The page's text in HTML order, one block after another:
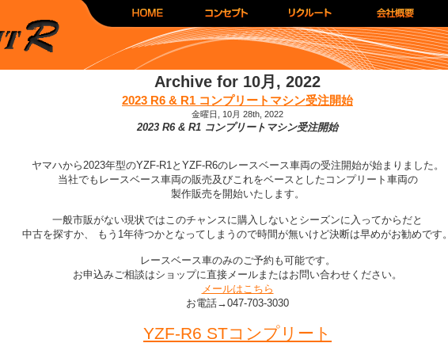
Archive for 10月, 2022
2023 R6 & R1 コンプリートマシン受注開始
金曜日, 10月 28th, 2022
2023 R6 & R1 コンプリートマシン受注開始
ヤマハから2023年型のYZF-R1とYZF-R6のレースベース車両の受注開始が始まりました。
当社でもレースベース車両の販売及びこれをベースとしたコンプリート車両の
製作販売を開始いたします。
一般市販がない現状ではこのチャンスに購入しないとシーズンに入ってからだと
中古を探すか、 もう1年待つかとなってしまうので時間が無いけど決断は早めがお勧めです。
レースベース車のみのご予約も可能です。
お申込みご相談はショップに直接メールまたはお問い合わせください。
メールはこちら
お電話→047-703-3030
YZF-R6 STコンプリート